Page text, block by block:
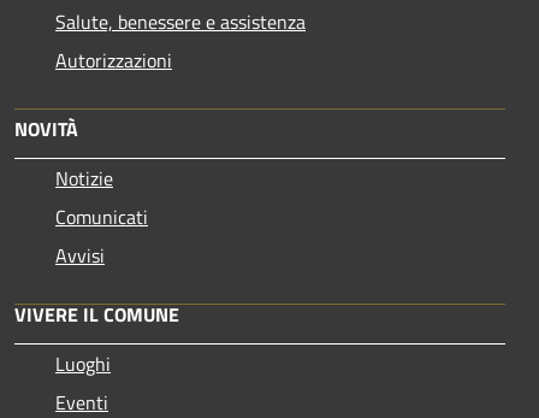
Salute, benessere e assistenza
Autorizzazioni
NOVITÀ
Notizie
Comunicati
Avvisi
VIVERE IL COMUNE
Luoghi
Eventi